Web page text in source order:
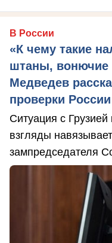
В России
«К чему такие
штаны, вонючие
Медведев
проверки
Ситуация с
взгляды
зампредседателя